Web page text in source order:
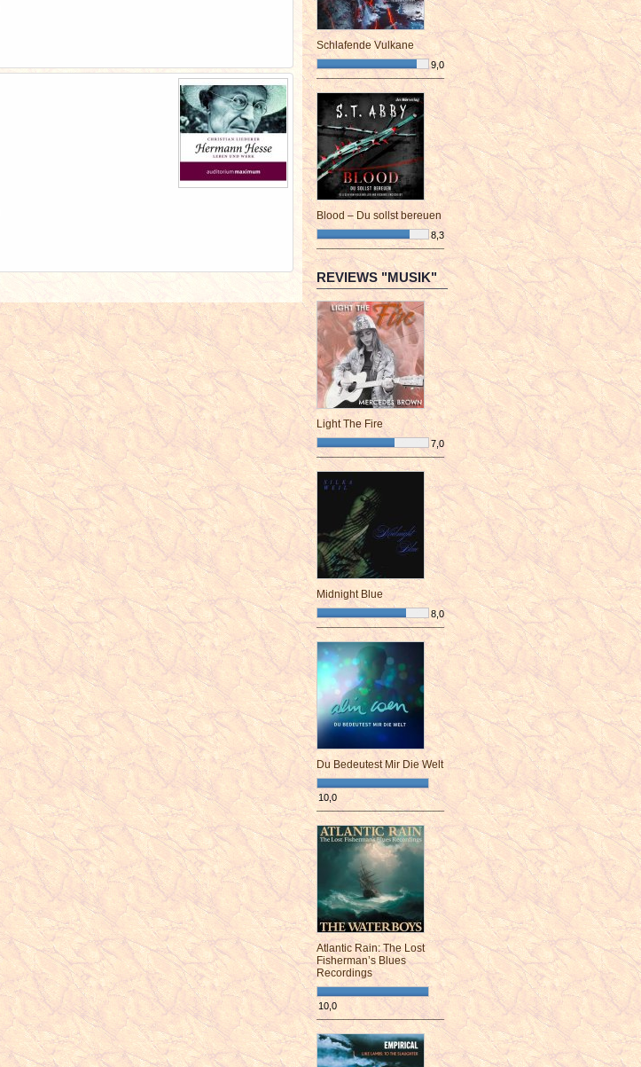
Schlafende Vulkane
9,0
¯¯¯¯¯¯¯¯¯¯¯¯¯¯¯¯¯¯¯¯¯¯¯¯
Blood – Du sollst bereuen
8,3
¯¯¯¯¯¯¯¯¯¯¯¯¯¯¯¯¯¯¯¯¯¯¯¯
REVIEWS "MUSIK"
Light The Fire
7,0
¯¯¯¯¯¯¯¯¯¯¯¯¯¯¯¯¯¯¯¯¯¯¯¯
Midnight Blue
8,0
¯¯¯¯¯¯¯¯¯¯¯¯¯¯¯¯¯¯¯¯¯¯¯¯
Du Bedeutest Mir Die Welt
10,0
¯¯¯¯¯¯¯¯¯¯¯¯¯¯¯¯¯¯¯¯¯¯¯¯
Atlantic Rain: The Lost
Fisherman’s Blues
Recordings
10,0
¯¯¯¯¯¯¯¯¯¯¯¯¯¯¯¯¯¯¯¯¯¯¯¯